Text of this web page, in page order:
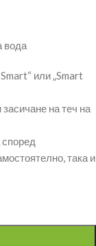
вода
или „Smart
на теч на
така и